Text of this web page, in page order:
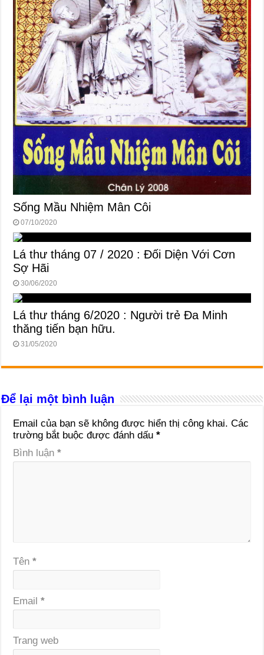
Sống Mầu Nhiệm Mân Côi
07/10/2020
Lá thư tháng 07 / 2020 : Đối Diện Với Cơn
Sợ Hãi
30/06/2020
Lá thư tháng 6/2020 : Người trẻ Đa Minh
thăng tiến bạn hữu.
31/05/2020
Để lại một bình luận
Email của bạn sẽ không được hiển thị công khai. Các
trường bắt buộc được đánh dấu*
Bình luận*
Tên*
Email*
Trang web